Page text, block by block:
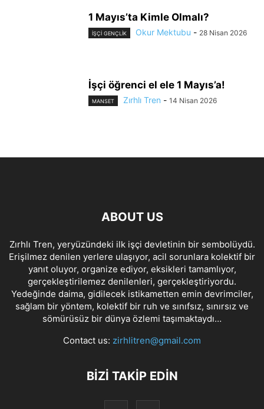
1 Mayıs’ta Kimle Olmalı?
İŞÇI GENÇLIK Okur Mektubu - 28 Nisan 2026
İşçi öğrenci el ele 1 Mayıs’a!
MANSET Zırhlı Tren - 14 Nisan 2026
ABOUT US
Zırhlı Tren, yeryüzündeki ilk işçi devletinin bir sembolüydü.
Erişilmez denilen yerlere ulaşıyor, acil sorunlara kolektif bir
yanıt oluyor, organize ediyor, eksikleri tamamlıyor,
gerçekleştirilemez denilenleri, gerçekleştiriyordu.
Yedeğinde daima, gidilecek istikametten emin devrimciler,
sağlam bir yöntem, kolektif bir ruh ve sınıfsız, sınırsız ve
sömürüsüz bir dünya özlemi taşımaktaydı…
Contact us: zirhlitren@gmail.com
BİZİ TAKİP EDİN